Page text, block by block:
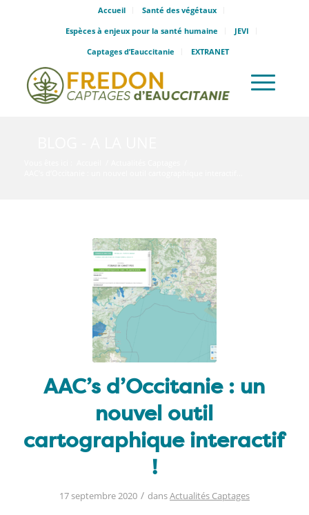
Accueil
Santé des végétaux
Espèces à enjeux pour la santé humaine
JEVI
Captages d’Eauccitanie
EXTRANET
AAC’s d’Occitanie : un
nouvel outil
cartographique interactif
!
17 septembre 2020 / dansActualités Captages